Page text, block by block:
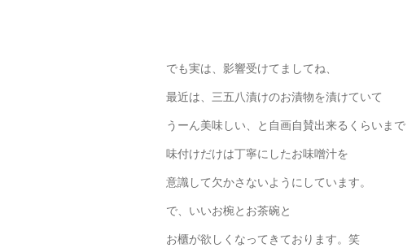
でも実は、影響受けてましてね、
最近は、三五八漬けのお漬物を漬けていて
うーん美味しい、と自画自賛出来るくらいまで
味付けだけは丁寧にしたお味噌汁を
意識して欠かさないようにしています。
で、いいお椀とお茶碗と
お櫃が欲しくなってきております。笑